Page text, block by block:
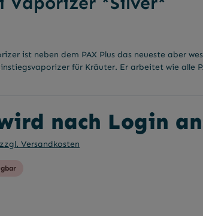
ist neben dem PAX Plus das neueste aber
für Kräuter. Er arbeitet wie alle
nach Login
Versandkosten